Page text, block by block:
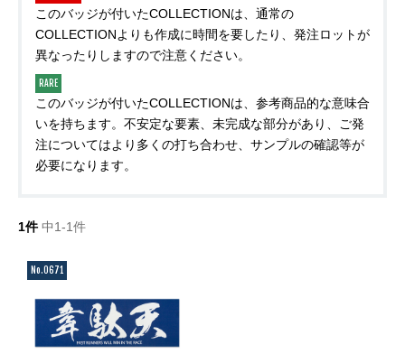
このバッジが付いたCOLLECTIONは、通常の
COLLECTIONよりも作成に時間を要したり、発注ロットが
異なったりしますので注意ください。
RARE
このバッジが付いたCOLLECTIONは、参考商品的な意味合
いを持ちます。不安定な要素、未完成な部分があり、ご発
注についてはより多くの打ち合わせ、サンプルの確認等が
必要になります。
1件 中1-1件
No.0671